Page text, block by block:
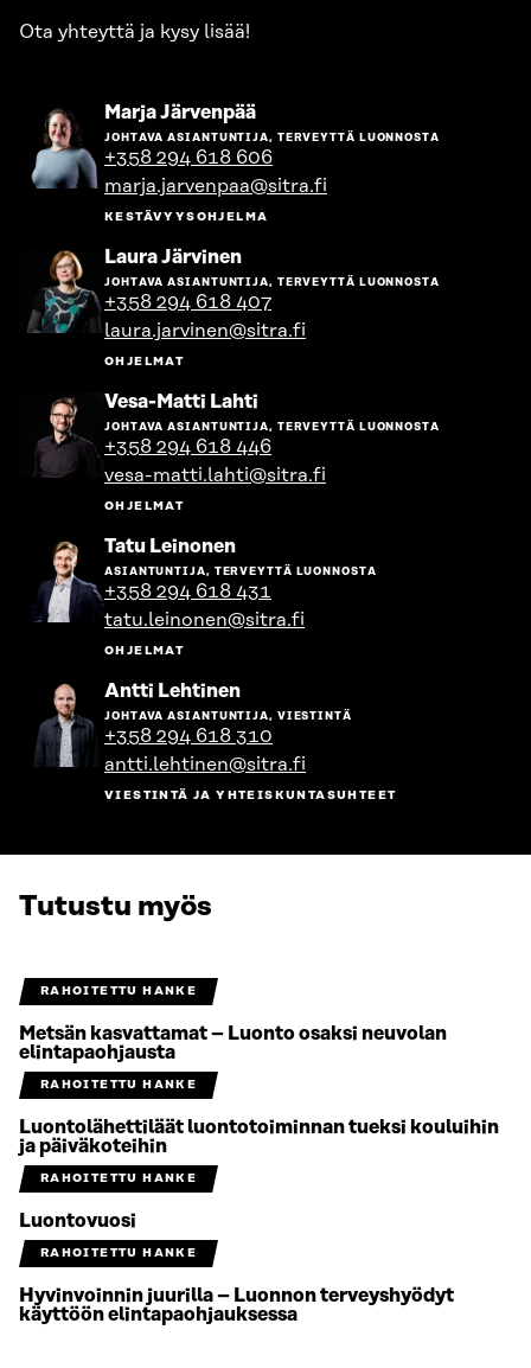
Ota yhteyttä ja kysy lisää!
Marja JärvenpääSiirry
henkilön
sivulle
JOHTAVA ASIANTUNTIJA, TERVEYTTÄ LUONNOSTA
+358 294 618 606
marja.jarvenpaa@sitra.fi
KESTÄVYYSOHJELMA
Laura JärvinenSiirry
henkilön
sivulle
JOHTAVA ASIANTUNTIJA, TERVEYTTÄ LUONNOSTA
+358 294 618 407
laura.jarvinen@sitra.fi
OHJELMAT
Vesa-Matti Lahti
henkilön
sivulle
JOHTAVA ASIANTUNTIJA, TERVEYTTÄ LUONNOSTA
+358 294 618 446
vesa-matti.lahti@sitra.fi
OHJELMAT
Tatu LeinonenSiirry
henkilön
sivulle
ASIANTUNTIJA, TERVEYTTÄ LUONNOSTA
+358 294 618 431
tatu.leinonen@sitra.fi
OHJELMAT
Antti LehtinenSiirry
henkilön
sivulle
JOHTAVA ASIANTUNTIJA, VIESTINTÄ
+358 294 618 310
antti.lehtinen@sitra.fi
VIESTINTÄ JA YHTEISKUNTASUHTEET
Tutustu myös
RAHOITETTU HANKE
Metsän kasvattamat – Luonto osaksi neuvolan
elintapaohjausta
RAHOITETTU HANKE
Luontolähettiläät luontotoiminnan tueksi kouluihin
ja päiväkoteihin
RAHOITETTU HANKE
Luontovuosi
RAHOITETTU HANKE
Hyvinvoinnin juurilla – Luonnon terveyshyödyt
käyttöön elintapaohjauksessa